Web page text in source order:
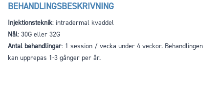
BEHANDLINGSBESKRIVNING
Injektionsteknik: intradermal kvaddel
Nål: 30G eller 32G
Antal behandlingar: 1 session / vecka under 4 veckor. Behandlingen
kan upprepas 1-3 gånger per år.